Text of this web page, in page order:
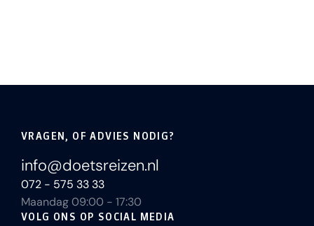
VRAGEN, OF ADVIES NODIG?
info@doetsreizen.nl
072 - 575 33 33
Maandag 09:00 - 17:30
VOLG ONS OP SOCIAL MEDIA